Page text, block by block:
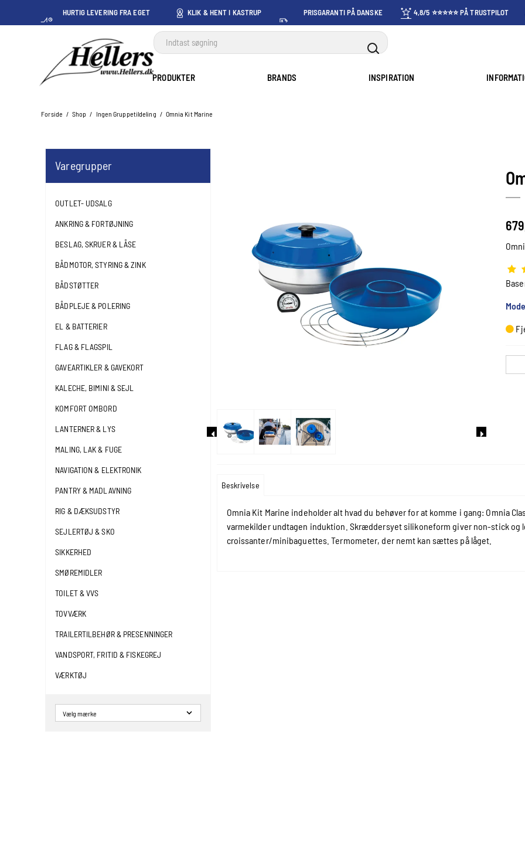
HURTIG LEVERING FRA EGET KLIK & HENT I KASTRUP PRISGARANTI PÅ DANSKE
PRISER
4,8/5 ⭐⭐⭐⭐⭐ PÅ TRUSTPILOT
PRODUKTER BRANDS INSPIRATION
Forside / Shop / Ingen Gruppetildeling / Omnia Kit Marine
Varegrupper
OUTLET- UDSALG
ANKRING & FORTØJNING
BESLAG, SKRUER & LÅSE
BÅDMOTOR, STYRING & ZINK
BÅDSTØTTER
BÅDPLEJE & POLERING
EL & BATTERIER
FLAG & FLAGSPIL
GAVEARTIKLER & GAVEKORT
KALECHE, BIMINI & SEJL
KOMFORT OMBORD
LANTERNER & LYS
MALING, LAK & FUGE
NAVIGATION & ELEKTRONIK
PANTRY & MADLAVNING
RIG & DÆKSUDSTYR
SEJLERTØJ & SKO
SIKKERHED
SMØREMIDLER
TOILET & VVS
TOVVÆRK
TRAILERTILBEHØR & PRESENNINGER
VANDSPORT, FRITID & FISKEGREJ
VÆRKTØJ
Beskrivelse
Omnia Kit Marine indeholder alt hvad du behøver for at komme i gang: Omnia
varmekilder undtagen induktion. Skræddersyet silikoneform giver non-stick og
croissanter/minibaguettes. Termometer, der nemt kan sættes på låget.